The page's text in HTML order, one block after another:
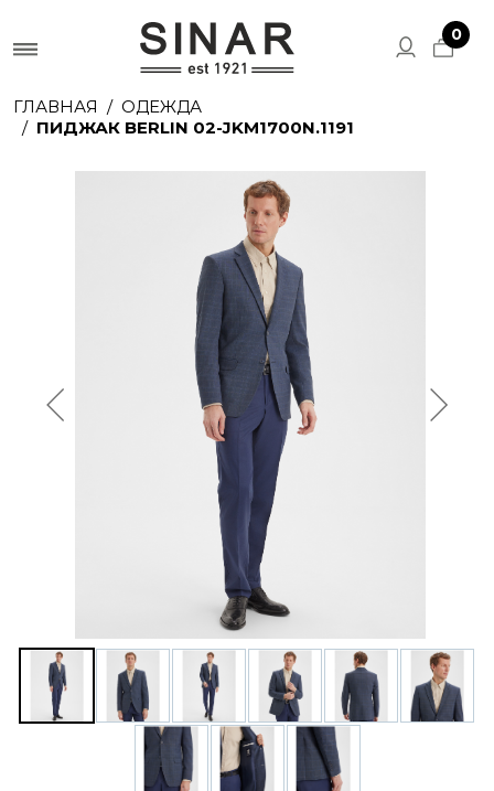
0
ГЛАВНАЯ
ОДЕЖДА
ПИДЖАК BERLIN 02-JKM1700N.1191